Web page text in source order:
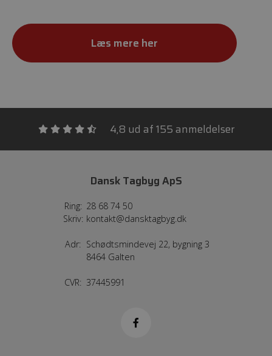
Læs mere her
4,8 ud af 155 anmeldelser
Dansk Tagbyg ApS
Ring:
Skriv:
Adr:
CVR:
28 68 74 50
kontakt@dansktagbyg.dk
Schødtsmindevej 22, bygning 3
8464 Galten
37445991